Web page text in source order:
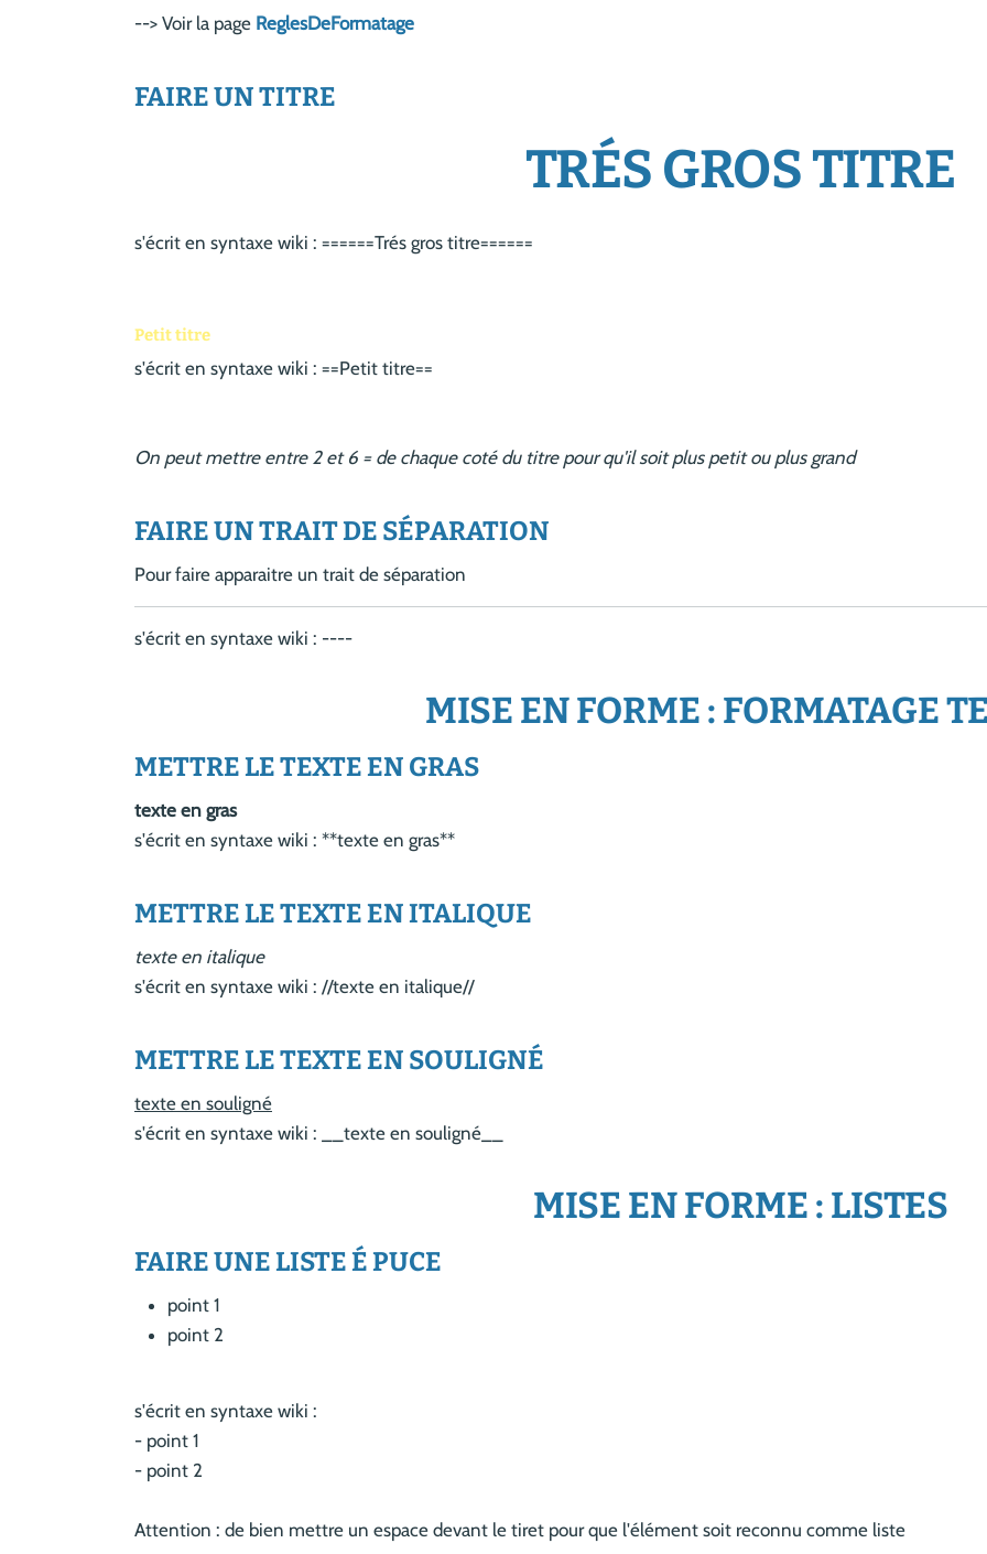
--> Voir la page ReglesDeFormatage
FAIRE UN TITRE
TRÉS GROS TITRE
s'écrit en syntaxe wiki : ======Trés gros titre======
Petit titre
s'écrit en syntaxe wiki : ==Petit titre==
On peut mettre entre 2 et 6 = de chaque coté du titre pour qu'il soit plus petit ou plus grand
FAIRE UN TRAIT DE SÉPARATION
Pour faire apparaitre un trait de séparation
s'écrit en syntaxe wiki : ----
MISE EN FORME : FORMATAGE
METTRE LE TEXTE EN GRAS
texte en gras
s'écrit en syntaxe wiki : **texte en gras**
METTRE LE TEXTE EN ITALIQUE
texte en italique
s'écrit en syntaxe wiki : //texte en italique//
METTRE LE TEXTE EN SOULIGNÉ
texte en souligné
s'écrit en syntaxe wiki : __texte en souligné__
MISE EN FORME : LISTES
FAIRE UNE LISTE É PUCE
point 1
point 2
s'écrit en syntaxe wiki :
- point 1
- point 2
Attention : de bien mettre un espace devant le tiret pour que l'élément soit reconnu comme liste